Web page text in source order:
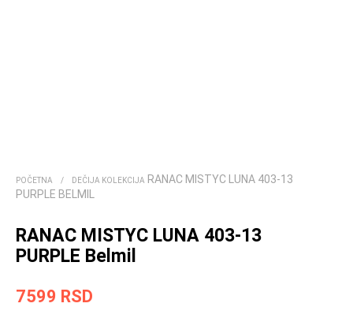
POČETNA / DEČIJA KOLEKCIJA RANAC MISTYC LUNA 403-13
PURPLE BELMIL
RANAC MISTYC LUNA 403-13
PURPLE Belmil
7599 RSD